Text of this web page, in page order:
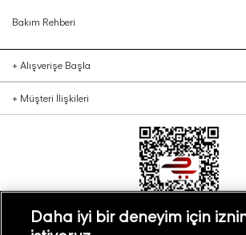
Bakım Rehberi
+ Alışverişe Başla
+ Müşteri İlişkileri
Daha iyi bir deneyim için